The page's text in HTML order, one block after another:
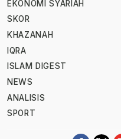
EKONOMI SYARIAH
SKOR
KHAZANAH
IQRA
ISLAM DIGEST
NEWS
ANALISIS
SPORT